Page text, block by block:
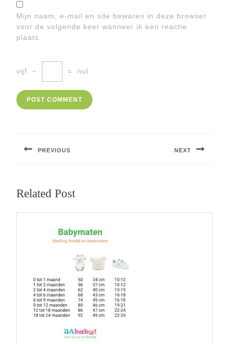
Mijn naam, e-mail en site bewaren in deze browser
voor de volgende keer wanneer ik een reactie
plaats.
vijf − = nul
PREVIOUS NEXT
Related Post